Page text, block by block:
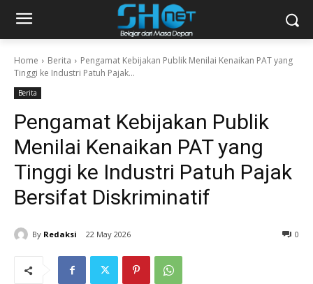
Home Berita
Pengamat Kebijakan Publik Menilai Kenaikan PAT yang
Tinggi ke Industri Patuh Pajak...
Berita
Pengamat Kebijakan Publik
Menilai Kenaikan PAT yang
Tinggi ke Industri Patuh Pajak
Bersifat Diskriminatif
By Redaksi 22 May 2026 0